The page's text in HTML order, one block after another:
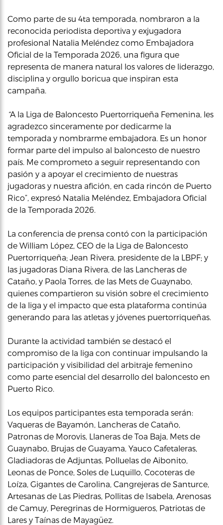
Como parte de su 4ta temporada, nombraron a la
reconocida periodista deportiva y exjugadora
profesional Natalia Meléndez como Embajadora
Oficial de la Temporada 2026, una figura que
representa de manera natural los valores de liderazgo,
disciplina y orgullo boricua que inspiran esta
campaña.
“A la Liga de Baloncesto Puertorriqueña Femenina, les
agradezco sinceramente por dedicarme la
temporada y nombrarme embajadora. Es un honor
formar parte del impulso al baloncesto de nuestro
país. Me comprometo a seguir representando con
pasión y a apoyar el crecimiento de nuestras
jugadoras y nuestra afición, en cada rincón de Puerto
Rico”, expresó Natalia Meléndez, Embajadora Oficial
de la Temporada 2026.
La conferencia de prensa contó con la participación
de William López, CEO de la Liga de Baloncesto
Puertorriqueña; Jean Rivera, presidente de la LBPF; y
las jugadoras Diana Rivera, de las Lancheras de
Cataño, y Paola Torres, de las Mets de Guaynabo,
quienes compartieron su visión sobre el crecimiento
de la liga y el impacto que esta plataforma continúa
generando para las atletas y jóvenes puertorriqueñas.
Durante la actividad también se destacó el
compromiso de la liga con continuar impulsando la
participación y visibilidad del arbitraje femenino
como parte esencial del desarrollo del baloncesto en
Puerto Rico.
Los equipos participantes esta temporada serán:
Vaqueras de Bayamón, Lancheras de Cataño,
Patronas de Morovis, Llaneras de Toa Baja, Mets de
Guaynabo, Brujas de Guayama, Yauco Cafetaleras,
Gladiadoras de Adjuntas, Polluelas de Aibonito,
Leonas de Ponce, Soles de Luquillo, Cocoteras de
Loíza, Gigantes de Carolina, Cangrejeras de Santurce,
Artesanas de Las Piedras, Pollitas de Isabela, Arenosas
de Camuy, Peregrinas de Hormigueros, Patriotas de
Lares y Taínas de Mayagüez.